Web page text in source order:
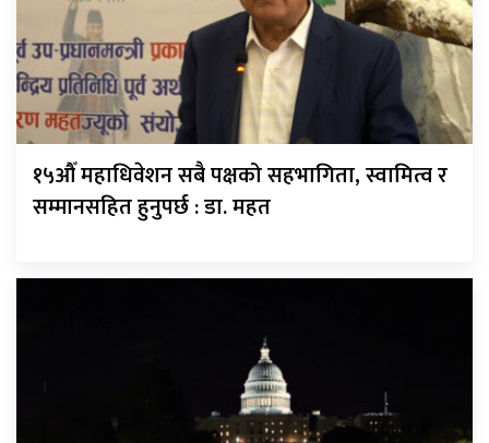
१५औँ महाधिवेशन सबै पक्षको सहभागिता, स्वामित्व र
सम्मानसहित हुनुपर्छ : डा. महत